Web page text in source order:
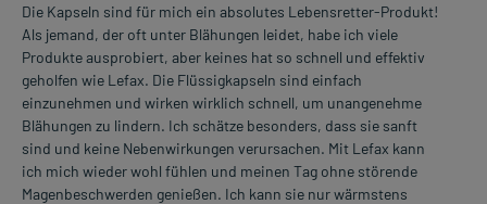
Die Kapseln sind für mich ein absolutes Lebensretter-Produkt!
Als jemand, der oft unter Blähungen leidet, habe ich viele
Produkte ausprobiert, aber keines hat so schnell und effektiv
geholfen wie Lefax. Die Flüssigkapseln sind einfach
einzunehmen und wirken wirklich schnell, um unangenehme
Blähungen zu lindern. Ich schätze besonders, dass sie sanft
sind und keine Nebenwirkungen verursachen. Mit Lefax kann
ich mich wieder wohl fühlen und meinen Tag ohne störende
Magenbeschwerden genießen. Ich kann sie nur wärmstens